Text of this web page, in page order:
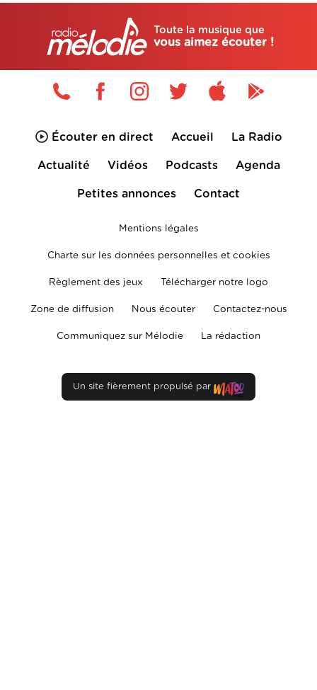
Toute la musique que
vous aimez écouter !
Écouter en direct Accueil La Radio
Actualité Vidéos Podcasts Agenda
Petites annonces Contact
Mentions légales
Charte sur les données personnelles et cookies
Règlement des jeux Télécharger notre logo
Zone de diffusion Nous écouter Contactez-nous
Communiquez sur Mélodie La rédaction
Un site fièrement propulsé par